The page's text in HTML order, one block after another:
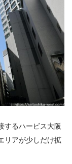
するハービス大阪
リアが少しだけ拡